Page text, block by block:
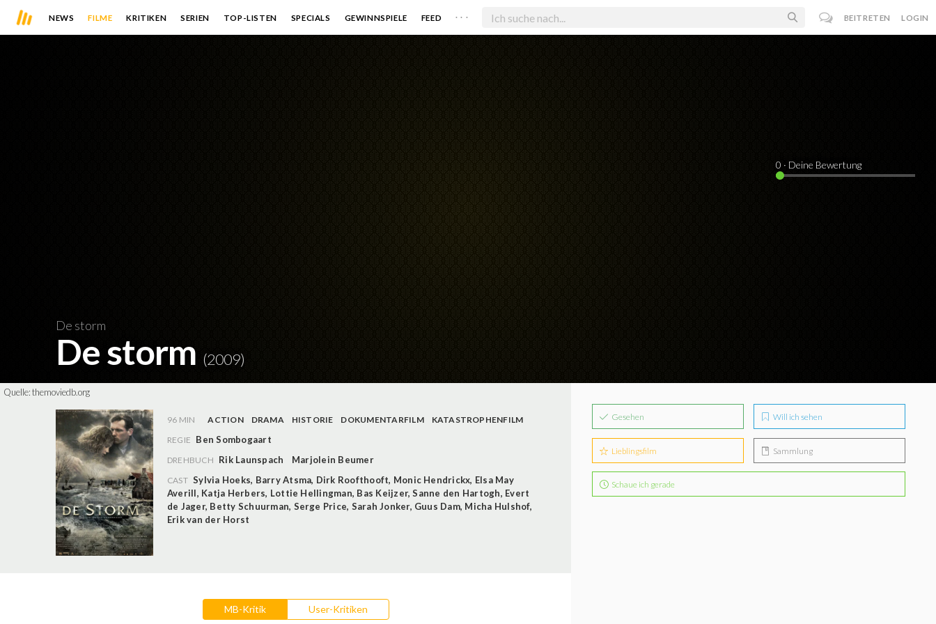
NEWS FILME KRITIKEN SERIEN TOP-LISTEN SPECIALS GEWINNSPIELE FEED . . . BEITRETEN LOGIN
De storm
De storm (2009)
0 · Deine Bewertung
Quelle:themoviedb.org
96 MIN ACTION DRAMA HISTORIE DOKUMENTARFILM
KATASTROPHENFILM
REGIE Ben Sombogaart
DREHBUCH Rik Launspach Marjolein Beumer
CAST Sylvia Hoeks, Barry Atsma, Dirk Roofthooft, Monic Hendrickx, Elsa May
Averill, Katja Herbers, Lottie Hellingman, Bas Keijzer,Sanne den Hartogh, Evert
de Jager, Betty Schuurman, Serge Price, Sarah Jonker, Guus Dam, Micha Hulshof,
Erik van der Horst
MB-Kritik User-Kritiken
Gesehen Will ich sehen
Lieblingsfilm Sammlung
Schaue ich gerade